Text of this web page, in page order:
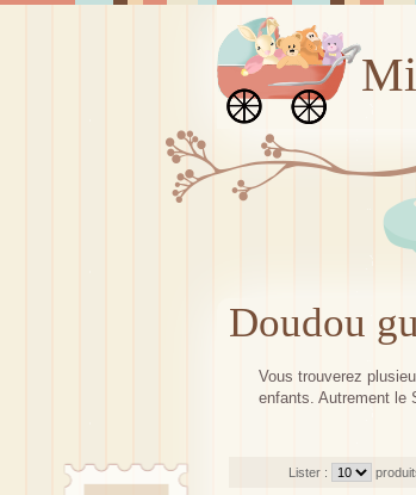
Doudou
Vous trouverez
enfants. Autrement le
Lister :